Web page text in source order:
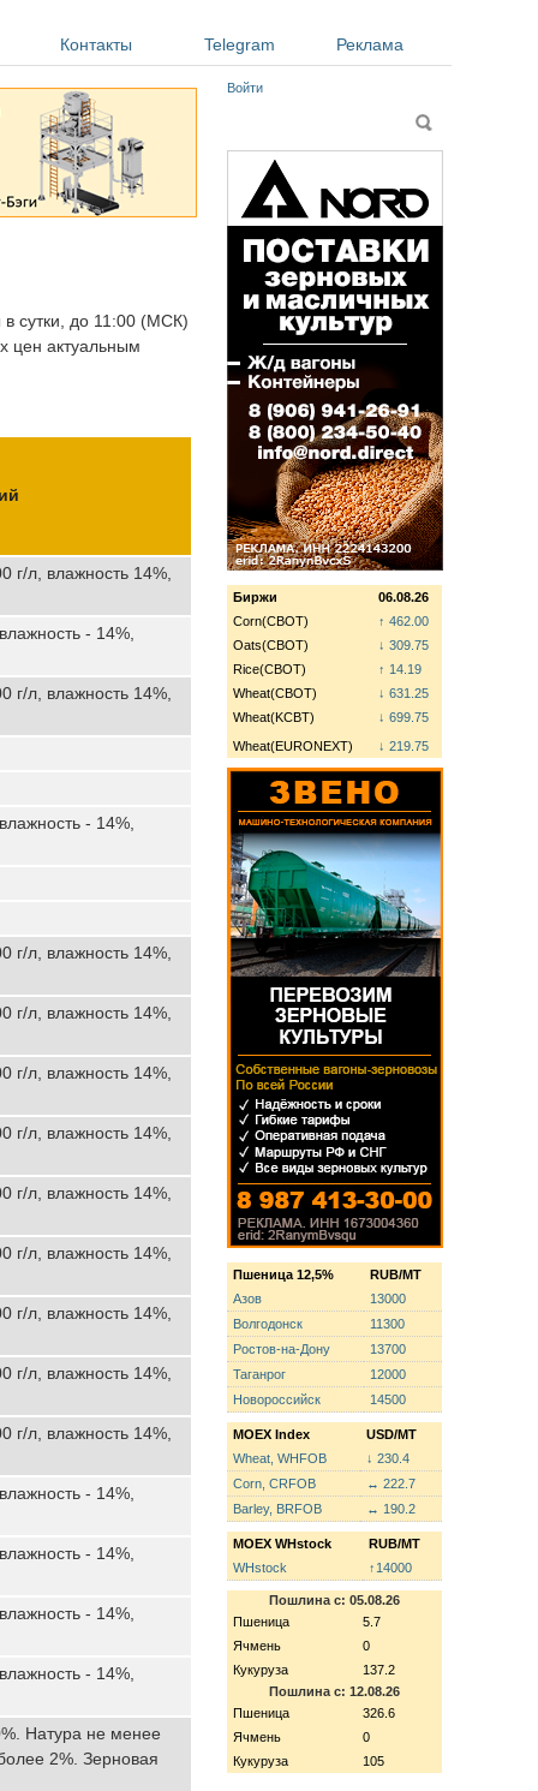
Контакты Telegram Реклама
сутки, до 11:00 (МСК)
цен актуальным
г/л, влажность 14%,
- 14%,
г/л, влажность 14%,
- 14%,
г/л, влажность 14%,
г/л, влажность 14%,
г/л, влажность 14%,
г/л, влажность 14%,
г/л, влажность 14%,
г/л, влажность 14%,
г/л, влажность 14%,
г/л, влажность 14%,
г/л, влажность 14%,
- 14%,
- 14%,
- 14%,
- 14%,
Натура не менее
2%. Зерновая
Войти
Поиск
Биржи
06.08.26
Corn(CBOT)
↑ 462.00
Oats(CBOT)
↓ 309.75
Rice(CBOT)
↑ 14.19
Wheat(CBOT)
↓ 631.25
Wheat(KCBT)
↓ 699.75
Wheat(EURONEXT)
↓ 219.75
Пшеница 12,5%
RUB/MT
Азов
13000
Волгодонск
11300
Ростов-на-Дону
13700
Таганрог
12000
Новороссийск
14500
MOEX Index
USD/MT
Wheat, WHFOB
↓ 230.4
Corn, CRFOB
↔ 222.7
Barley, BRFOB
↔ 190.2
MOEX WHstock
RUB/MT
WHstock
↑14000
Пошлина с: 05.08.26
Пшеница
5.7
Ячмень
0
Кукуруза
137.2
Пошлина с: 12.08.26
Пшеница
326.6
Ячмень
0
Кукуруза
105